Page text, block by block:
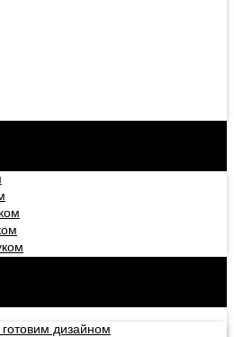
готовим дизайном